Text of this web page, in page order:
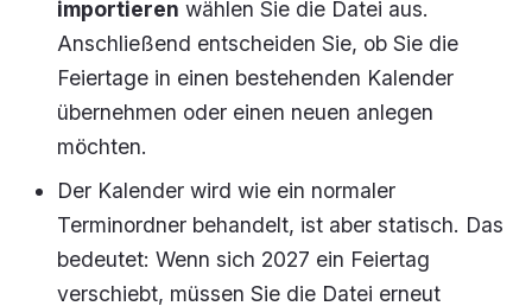
importieren wählen Sie die Datei aus.
Anschließend entscheiden Sie, ob Sie die
Feiertage in einen bestehenden Kalender
übernehmen oder einen neuen anlegen
möchten.
Der Kalender wird wie ein normaler
Terminordner behandelt, ist aber statisch. Das
bedeutet: Wenn sich 2027 ein Feiertag
verschiebt, müssen Sie die Datei erneut